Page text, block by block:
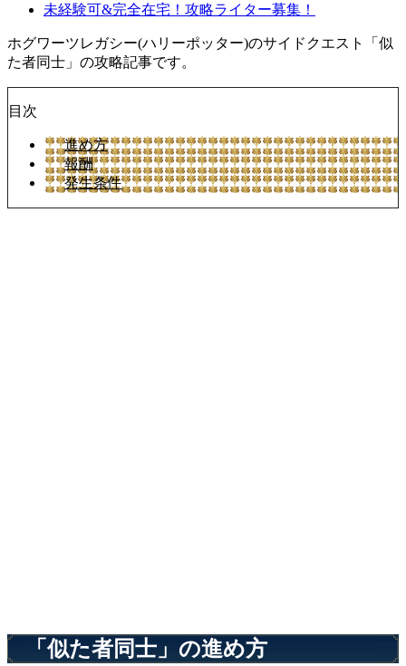
未経験可&完全在宅！攻略ライター募集！
ホグワーツレガシー(ハリーポッター)のサイドクエスト「似
た者同士」の攻略記事です。
目次
進め方
報酬
発生条件
「似た者同士」の進め方